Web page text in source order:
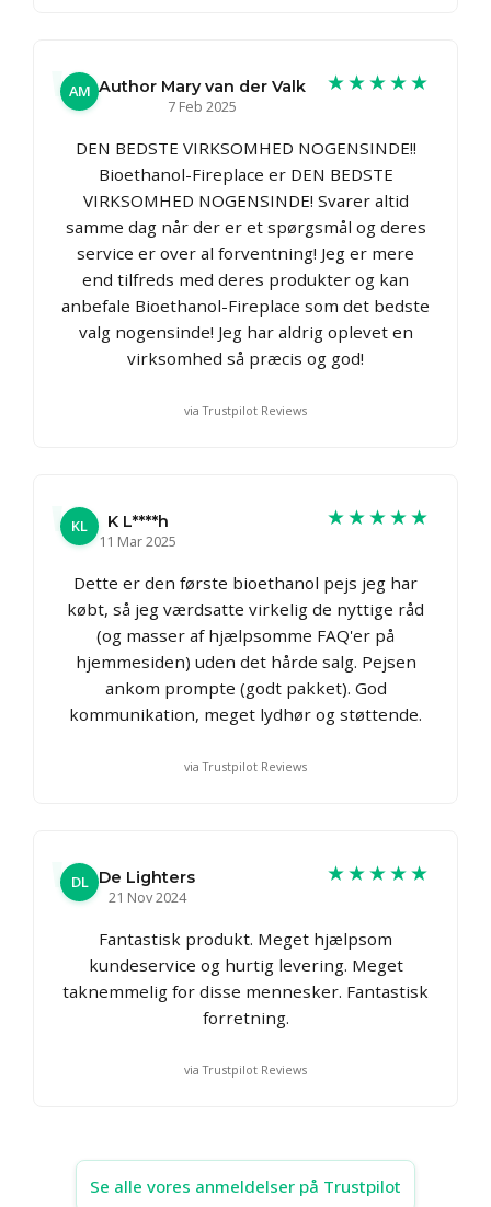
AM Author Mary van der Valk
7 Feb 2025
★★★★★
DEN BEDSTE VIRKSOMHED NOGENSINDE!!
Bioethanol-Fireplace er DEN BEDSTE
VIRKSOMHED NOGENSINDE! Svarer altid
samme dag når der er et spørgsmål og deres
service er over al forventning! Jeg er mere
end tilfreds med deres produkter og kan
anbefale Bioethanol-Fireplace som det bedste
valg nogensinde! Jeg har aldrig oplevet en
virksomhed så præcis og god!
via Trustpilot Reviews
KL
K L****h
11 Mar 2025
★★★★★
Dette er den første bioethanol pejs jeg har
købt, så jeg værdsatte virkelig de nyttige råd
(og masser af hjælpsomme FAQ'er på
hjemmesiden) uden det hårde salg. Pejsen
ankom prompte (godt pakket). God
kommunikation, meget lydhør og støttende.
via Trustpilot Reviews
DL De Lighters
21 Nov 2024
★★★★★
Fantastisk produkt. Meget hjælpsom
kundeservice og hurtig levering. Meget
taknemmelig for disse mennesker. Fantastisk
forretning.
via Trustpilot Reviews
Se alle vores anmeldelser på Trustpilot